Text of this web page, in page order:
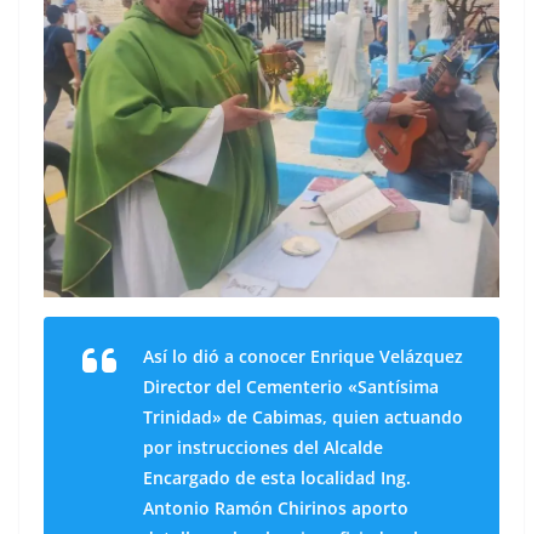
Así lo dió a conocer Enrique Velázquez
Director del Cementerio «Santísima
Trinidad» de Cabimas, quien actuando
por instrucciones del Alcalde
Encargado de esta localidad Ing.
Antonio Ramón Chirinos aporto